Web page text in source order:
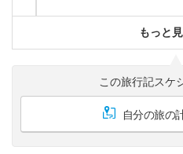
もっと
この旅行記スケ
自分の旅の